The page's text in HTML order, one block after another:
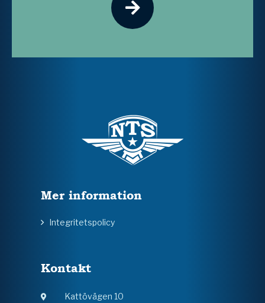
Mer information
Integritetspolicy
Kontakt
Kattövägen 10